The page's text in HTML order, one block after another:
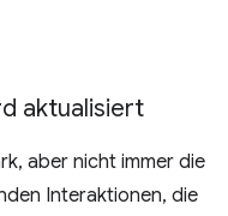
aktualisiert
aber nicht immer die
Interaktionen, die